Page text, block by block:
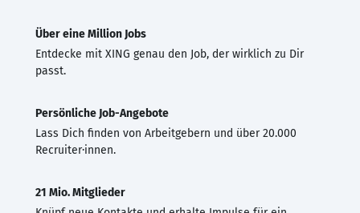
Über eine Million Jobs
Entdecke mit XING genau den Job, der wirklich zu Dir
passt.
Persönliche Job-Angebote
Lass Dich finden von Arbeitgebern und über 20.000
Recruiter·innen.
21 Mio. Mitglieder